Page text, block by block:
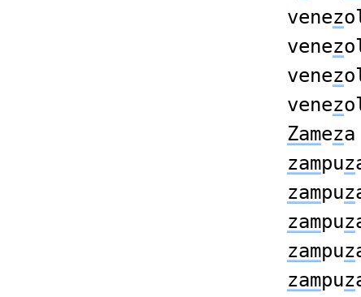
venez
venez
venez
venez
Zameza
zampuz
zampuz
zampuz
zampuz
zampuz